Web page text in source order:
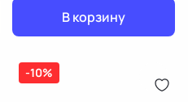
В корзину
-10%